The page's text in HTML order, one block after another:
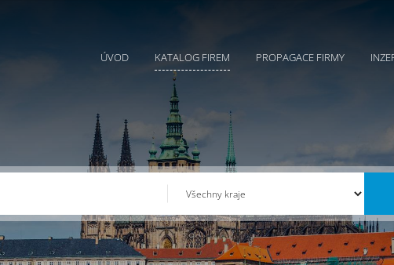
ÚVOD KATALOG FIREM PROPAGACE FIRMY